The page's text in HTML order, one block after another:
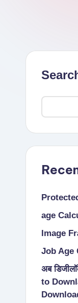
s
age
Image
Job Age
अब
to
Download